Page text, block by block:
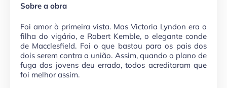
Sobre a obra
Foi amor à primeira vista. Mas Victoria Lyndon era a
filha do vigário, e Robert Kemble, o elegante conde
de Macclesfield. Foi o que bastou para os pais dos
dois serem contra a união. Assim, quando o plano de
fuga dos jovens deu errado, todos acreditaram que
foi melhor assim.